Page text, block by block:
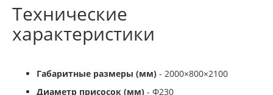
Технические
характеристики
Габаритные размеры (мм) - 2000×800×2100
Диаметр присосок (мм) - Φ230